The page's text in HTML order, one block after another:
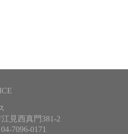
見西真門381-2
7096-0171